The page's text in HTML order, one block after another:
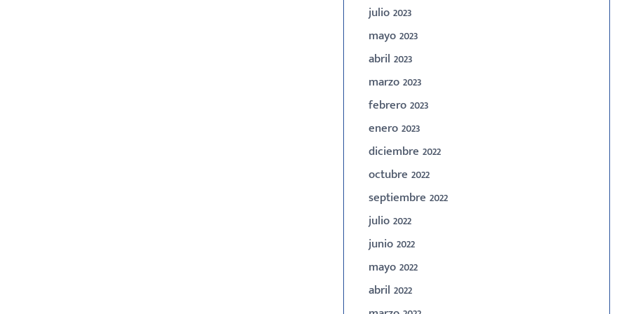
julio 2023
mayo 2023
abril 2023
marzo 2023
febrero 2023
enero 2023
diciembre 2022
octubre 2022
septiembre 2022
julio 2022
junio 2022
mayo 2022
abril 2022